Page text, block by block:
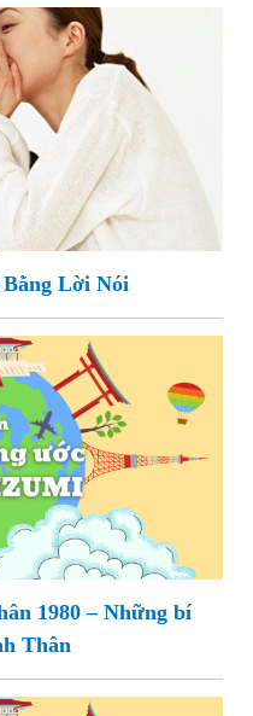
Bằng Lời Nói
1980 – Những bí
Thân